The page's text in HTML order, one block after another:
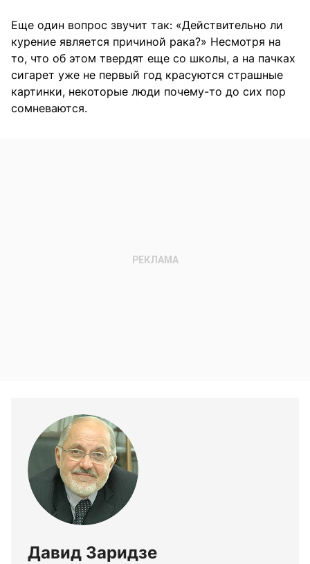
Еще один вопрос звучит так: «Действительно ли
курение является причиной рака?» Несмотря на
то, что об этом твердят еще со школы, а на пачках
сигарет уже не первый год красуются страшные
картинки, некоторые люди почему-то до сих пор
сомневаются.
Давид Заридзе